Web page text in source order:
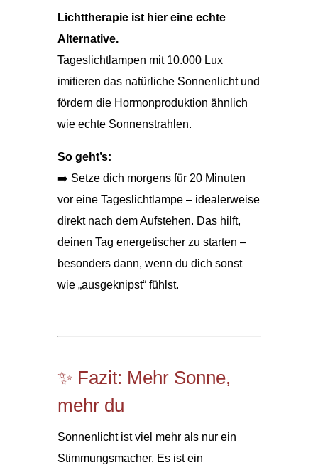
Lichttherapie ist hier eine echte
Alternative.
Tageslichtlampen mit 10.000 Lux
imitieren das natürliche Sonnenlicht und
fördern die Hormonproduktion ähnlich
wie echte Sonnenstrahlen.
So geht’s:
➡️ Setze dich morgens für 20 Minuten
vor eine Tageslichtlampe – idealerweise
direkt nach dem Aufstehen. Das hilft,
deinen Tag energetischer zu starten –
besonders dann, wenn du dich sonst
wie „ausgeknipst“ fühlst.
✨ Fazit: Mehr Sonne,
mehr du
Sonnenlicht ist viel mehr als nur ein
Stimmungsmacher. Es ist ein